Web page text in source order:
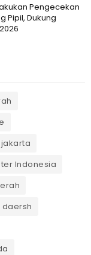
Pengecekan
Pipil, Dukung
Indonesia
daersh